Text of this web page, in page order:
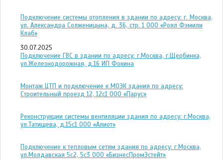
Подключение системы отопления в здании по адресу: г. Москва,
ул. Александра Солженицына, д. 36, стр. 1 ООО «Роял Фэмили
Клаб»
30.07.2025
Подключение ГВС в здании по адресу: г.Москва, г.Щербинка,
ул.Железнодорожная, д.16 ИП Фокина
Монтаж ЦТП и подключение к МОЭК здания по адресу:
Строительный проезд 12, 12с1 ООО «Парус»
Реконструкции системы вентиляции здания по адресу: г.Москва,
ул.Татищева, д.15с1 ООО «Алиот»
Подключение к тепловым сетям здания по адресу: г.Москва,
ул.Молдавская 5с2, 5с3 ООО «БизнесПромЭстейт»